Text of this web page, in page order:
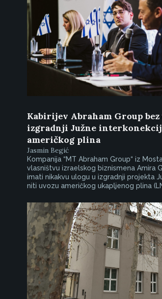
Kabirijev Abraham Group bez
izgradnji Južne
američkog plina
Jasmin Begić
Kompanija “MT Abraham Group“ iz
vlasništvu izraelskog biznismena Amira
imati nikakvu ulogu u izgradnji projekta
niti uvozu američkog ukapljenog plina